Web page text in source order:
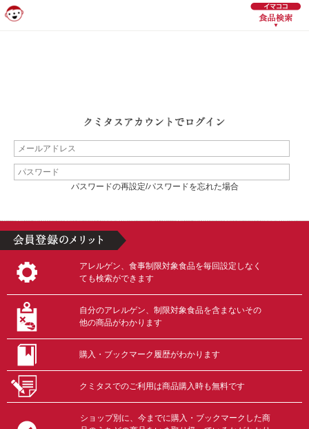
パスワードの再設定/パスワードを忘れた場合
アレルゲン、食事制限対象食品を毎回設定しなく
ても検索ができます
自分のアレルゲン、制限対象食品を含まないその
他の商品がわかります
購入・ブックマーク履歴がわかります
クミタスでのご利用は商品購入時も無料です
ショップ別に、今までに購入・ブックマークした商